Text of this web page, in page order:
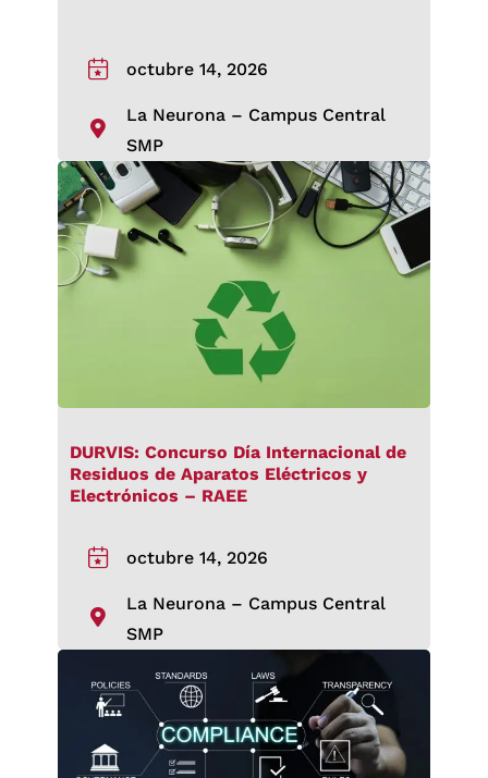
octubre 14, 2026
La Neurona – Campus Central
SMP
DURVIS: Concurso Día Internacional de
Residuos de Aparatos Eléctricos y
Electrónicos – RAEE
octubre 14, 2026
La Neurona – Campus Central
SMP